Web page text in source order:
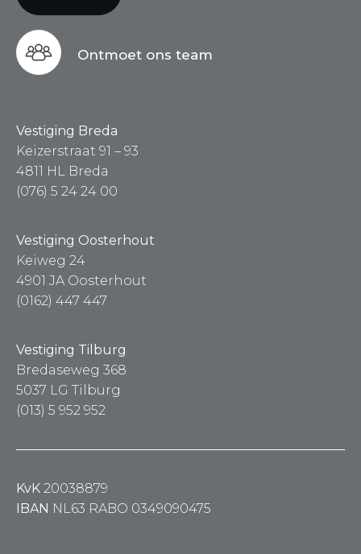
Ontmoet ons team
Vestiging Breda
Keizerstraat 91 – 93
4811 HL Breda
(076) 5 24 24 00
Vestiging Oosterhout
Keiweg 24
4901 JA Oosterhout
(0162) 447 447
Vestiging Tilburg
Bredaseweg 368
5037 LG Tilburg
(013) 5 952 952
KvK 20038879
IBAN NL63 RABO 0349090475